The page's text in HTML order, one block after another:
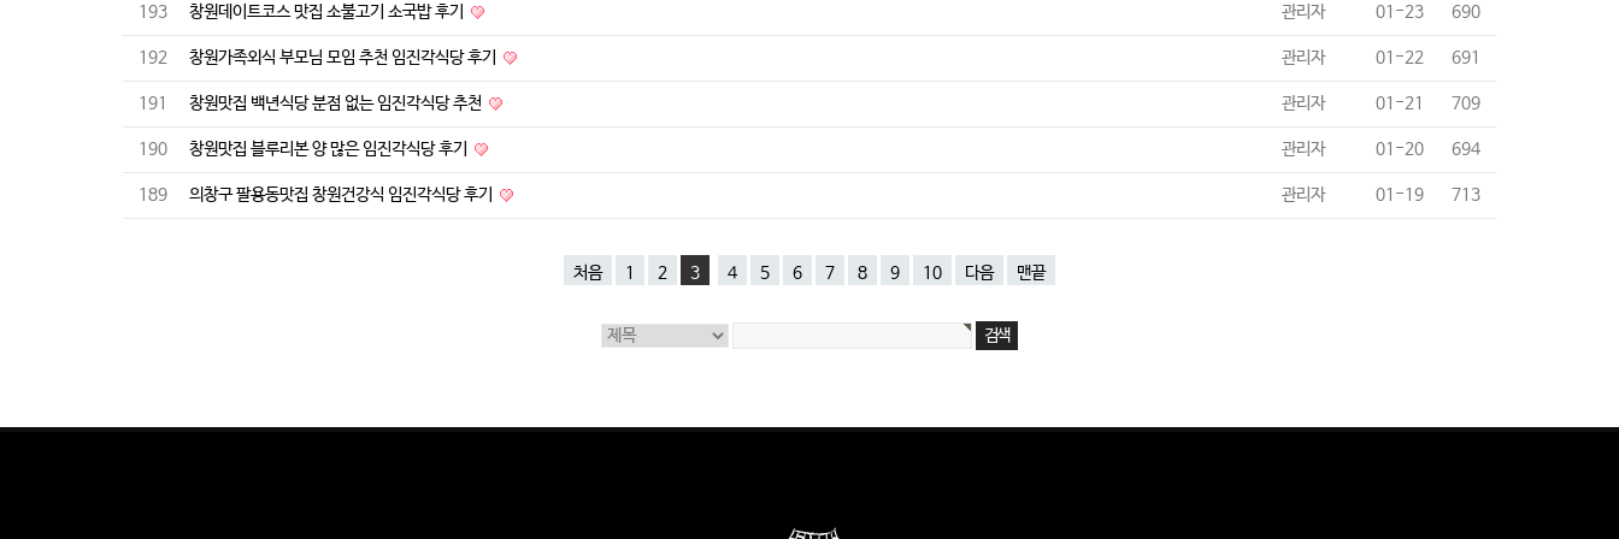
193 창원데이트코스 맛집 소불고기 소국밥 후기 관리자 01-23 690
192 창원가족외식 부모님 모임 추천 임진각식당 후기 관리자 01-22 691
191 창원맛집 백년식당 분점 없는 임진각식당 추천 관리자 01-21 709
190 창원맛집 블루리본 양 많은 임진각식당 후기 관리자 01-20 694
189 의창구 팔용동맛집 창원건강식 임진각식당 후기 관리자 01-19 713
처음 1 2 3 4 5 6 7 8 9 10 다음 맨끝